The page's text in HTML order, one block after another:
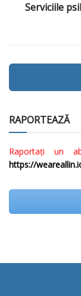
Serviciile
RAPORTEAZĂ
Raportați un
https://